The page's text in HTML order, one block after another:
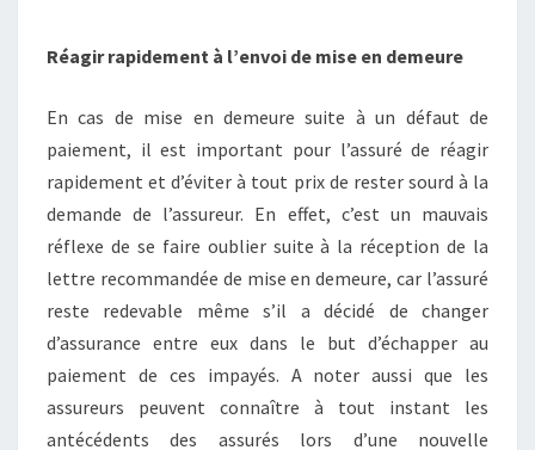
Réagir rapidement à l’envoi de mise en demeure
En cas de mise en demeure suite à un défaut de
paiement, il est important pour l’assuré de réagir
rapidement et d’éviter à tout prix de rester sourd à la
demande de l’assureur. En effet, c’est un mauvais
réflexe de se faire oublier suite à la réception de la
lettre recommandée de mise en demeure, car l’assuré
reste redevable même s’il a décidé de changer
d’assurance entre eux dans le but d’échapper au
paiement de ces impayés. A noter aussi que les
assureurs peuvent connaître à tout instant les
antécédents des assurés lors d’une nouvelle